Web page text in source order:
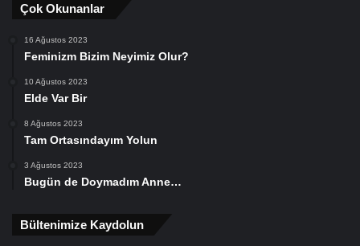
Çok Okunanlar
16 Ağustos 2023
Feminizm Bizim Neyimiz Olur?
10 Ağustos 2023
Elde Var Bir
8 Ağustos 2023
Tam Ortasındayım Yolun
3 Ağustos 2023
Bugün de Doymadım Anne…
Bültenimize Kaydolun